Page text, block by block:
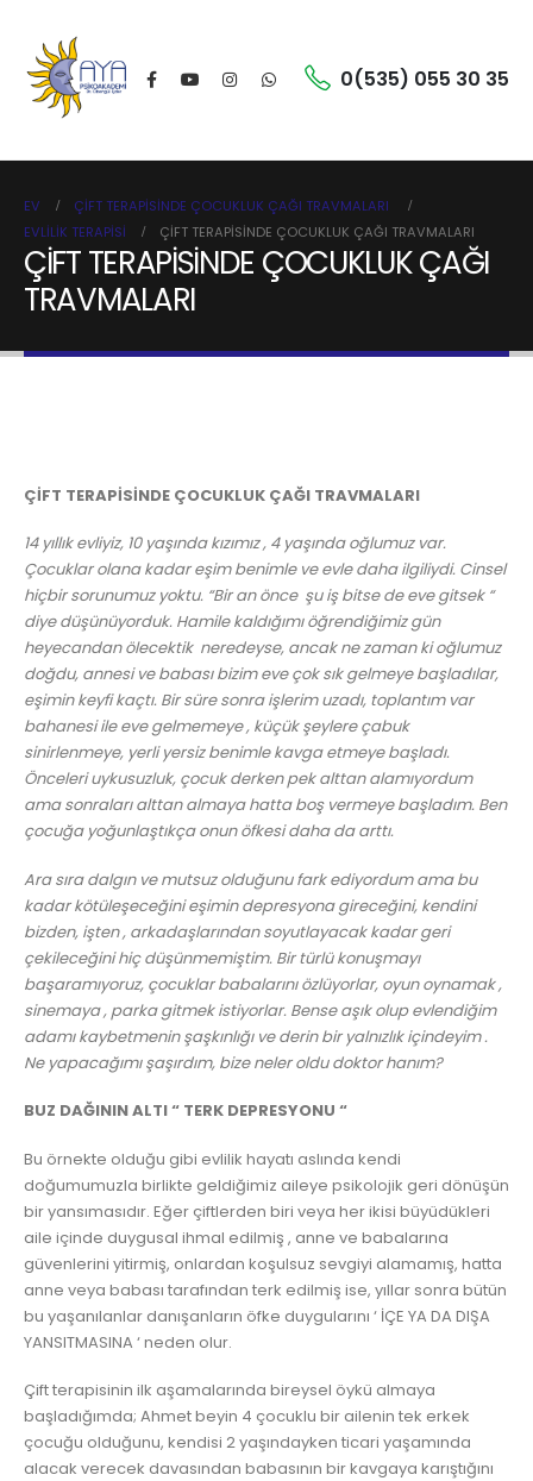
0(535) 055 30 35
EV
ÇİFT TERAPİSİNDE ÇOCUKLUK ÇAĞI TRAVMALARI
EVLILIK TERAPISI
ÇİFT TERAPİSİNDE ÇOCUKLUK ÇAĞI TRAVMALARI
ÇİFT TERAPİSİNDE ÇOCUKLUK ÇAĞI
TRAVMALARI
ÇİFT TERAPİSİNDE ÇOCUKLUK ÇAĞI TRAVMALARI
14 yıllık evliyiz, 10 yaşında kızımız , 4 yaşında oğlumuz var.
Çocuklar olana kadar eşim benimle ve evle daha ilgiliydi. Cinsel
hiçbir sorunumuz yoktu. “Bir an önce şu iş bitse de eve gitsek “
diye düşünüyorduk. Hamile kaldığımı öğrendiğimiz gün
heyecandan ölecektik neredeyse, ancak ne zaman ki oğlumuz
doğdu, annesi ve babası bizim eve çok sık gelmeye başladılar,
eşimin keyfi kaçtı. Bir süre sonra işlerim uzadı, toplantım var
bahanesi ile eve gelmemeye , küçük şeylere çabuk
sinirlenmeye, yerli yersiz benimle kavga etmeye başladı.
Önceleri uykusuzluk, çocuk derken pek alttan alamıyordum
ama sonraları alttan almaya hatta boş vermeye başladım. Ben
çocuğa yoğunlaştıkça onun öfkesi daha da arttı.
Ara sıra dalgın ve mutsuz olduğunu fark ediyordum ama bu
kadar kötüleşeceğini eşimin depresyona gireceğini, kendini
bizden, işten , arkadaşlarından soyutlayacak kadar geri
çekileceğini hiç düşünmemiştim. Bir türlü konuşmayı
başaramıyoruz, çocuklar babalarını özlüyorlar, oyun oynamak ,
sinemaya , parka gitmek istiyorlar. Bense aşık olup evlendiğim
adamı kaybetmenin şaşkınlığı ve derin bir yalnızlık içindeyim .
Ne yapacağımı şaşırdım, bize neler oldu doktor hanım?
BUZ DAĞININ ALTI “ TERK DEPRESYONU “
Bu örnekte olduğu gibi evlilik hayatı aslında kendi
doğumumuzla birlikte geldiğimiz aileye psikolojik geri dönüşün
bir yansımasıdır. Eğer çiftlerden biri veya her ikisi büyüdükleri
aile içinde duygusal ihmal edilmiş , anne ve babalarına
güvenlerini yitirmiş, onlardan koşulsuz sevgiyi alamamış, hatta
anne veya babası tarafından terk edilmiş ise, yıllar sonra bütün
bu yaşanılanlar danışanların öfke duygularını ‘ İÇE YA DA DIŞA
YANSITMASINA ‘ neden olur.
Çift terapisinin ilk aşamalarında bireysel öykü almaya
başladığımda; Ahmet beyin 4 çocuklu bir ailenin tek erkek
çocuğu olduğunu, kendisi 2 yaşındayken ticari yaşamında
alacak verecek davasından babasının bir kavgaya karıştığını